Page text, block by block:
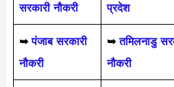
सरकारी नौकरी
प्रदेश
➥ पंजाब सरकारी
नौकरी
➥ तमिलनाडु
नौकरी